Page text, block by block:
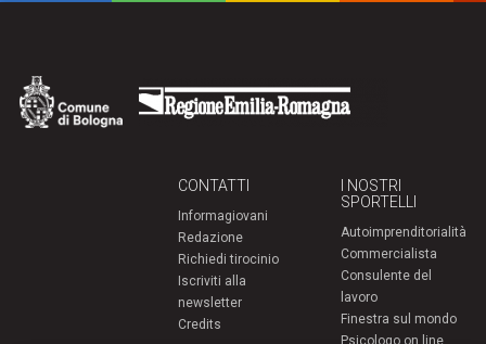
CONTATTI
Informagiovani
Redazione
Richiedi tirocinio
Iscriviti alla
newsletter
Credits
I NOSTRI
SPORTELLI
Autoimprenditorialità
Commercialista
Consulente del
lavoro
Finestra sul mondo